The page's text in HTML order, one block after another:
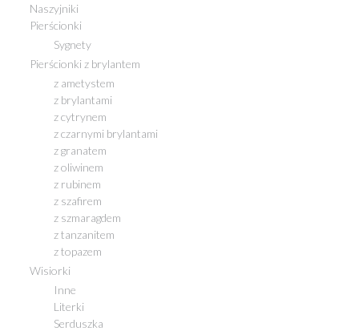
Naszyjniki
Pierścionki
Sygnety
Pierścionki z brylantem
z ametystem
z brylantami
z cytrynem
z czarnymi brylantami
z granatem
z oliwinem
z rubinem
z szafirem
z szmaragdem
z tanzanitem
z topazem
Wisiorki
Inne
Literki
Serduszka